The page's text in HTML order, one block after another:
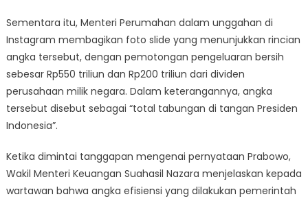
Sementara itu, Menteri Perumahan dalam unggahan di
Instagram membagikan foto slide yang menunjukkan rincian
angka tersebut, dengan pemotongan pengeluaran bersih
sebesar Rp550 triliun dan Rp200 triliun dari dividen
perusahaan milik negara. Dalam keterangannya, angka
tersebut disebut sebagai “total tabungan di tangan Presiden
Indonesia”.
Ketika dimintai tanggapan mengenai pernyataan Prabowo,
Wakil Menteri Keuangan Suahasil Nazara menjelaskan kepada
wartawan bahwa angka efisiensi yang dilakukan pemerintah